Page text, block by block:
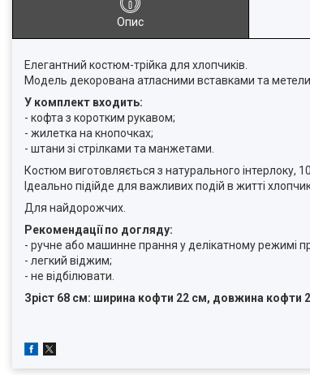
Опис
Елегантний костюм-трійка для хлопчиків.
Модель декорована атласними вставками та
У комплект входить:
- кофта з коротким рукавом;
- жилетка на кнопочках;
- штани зі стрілками та манжетами.
Костюм виготовляється з натурального інтерлоку,
Ідеально підійде для важливих подій в житті
Для найдорожчих.
Рекомендації по догляду:
- ручне або машинне прання у делікатному режимі
- легкий віджим;
- не відбілювати.
Зріст 68 см: ширина кофти 22 см, довжина кофти